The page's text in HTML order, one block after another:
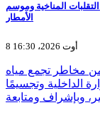
المناخية وموسم
الأمطار
8 أوت 2026، 16:30
مخاطر تجمع مياه
الداخلية وتجسيمًا